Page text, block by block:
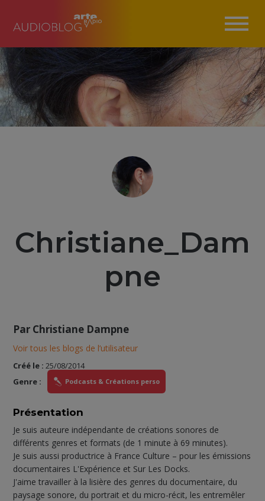
Christiane_Dam
pne
Par Christiane Dampne
Voir tous les blogs de l’utilisateur
Créé le :25/08/2014
Genre :
Podcasts & Créations perso
Présentation
Je suis auteure indépendante de créations sonores de
différents genres et formats (de 1 minute à 69 minutes).
Je suis aussi productrice à France Culture – pour les émissions
documentaires L'Expérience et Sur Les Docks.
J'aime travailler à la lisière des genres du documentaire, du
paysage sonore, du portrait et du micro-récit, les entremêler